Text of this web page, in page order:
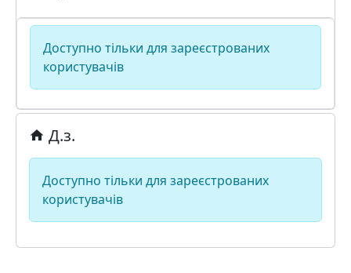
Доступно тільки для зареєстрованих
користувачів
Д.з.
Доступно тільки для зареєстрованих
користувачів